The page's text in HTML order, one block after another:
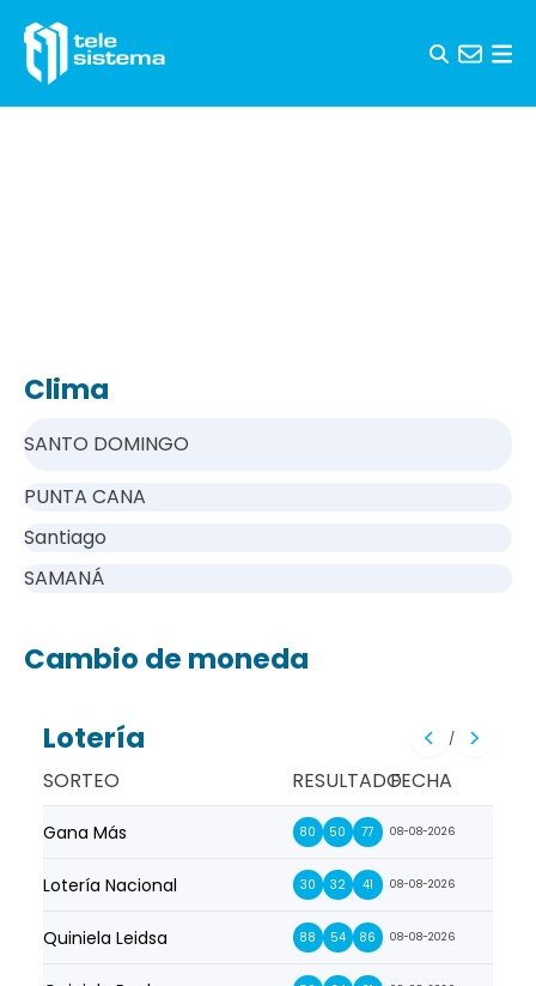
Clima
SANTO DOMINGO
PUNTA CANA
Santiago
SAMANÁ
Cambio de moneda
Lotería /
SORTEO RESULTADOFECHA
Gana Más 80 50 77 08-08-2026
Lotería Nacional 30 32 41 08-08-2026
Quiniela Leidsa 88 54 86 08-08-2026